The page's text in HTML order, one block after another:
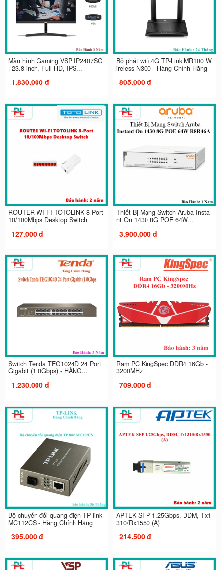
Màn hình Gaming VSP IP2407SG
| 23.8 inch, Full HD, IPS...
1.830.000 đ
Bộ phát wifi 4G TP-Link MR100 W
ireless N300 - Hàng Chính Hãng
805.000 đ
ROUTER WI-FI TOTOLINK 8-Port
10/100Mbps Desktop Switch
127.000 đ
Thiết Bị Mạng Switch Aruba Insta
nt On 1430 8G POE 64W...
3.900.000 đ
Switch Tenda TEG1024D 24 Port
Gigabit (1.0Gbps) - HÀNG...
1.230.000 đ
Ram PC KingSpec DDR4 16Gb -
3200MHz
709.000 đ
Bộ chuyển đổi quang điện TP link
MC112CS - Hàng Chính Hãng
395.000 đ
APTEK SFP 1.25Gbps, DDM, Tx1
310/Rx1550 (A)
214.500 đ